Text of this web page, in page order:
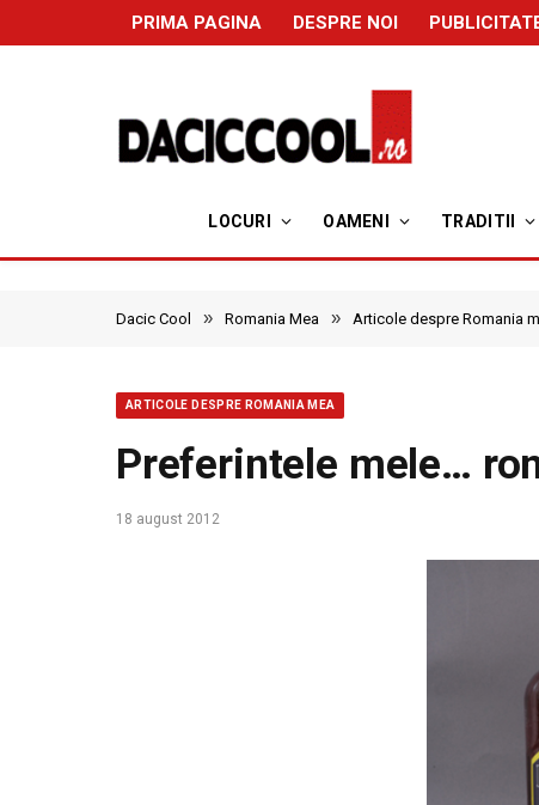
PRIMA PAGINA DESPRE NOI
LOCURI OAMENI TRADITII
Dacic Cool » Romania Mea » Articole despre Romania
ARTICOLE DESPRE ROMANIA MEA
Preferintele mele…
18 august 2012